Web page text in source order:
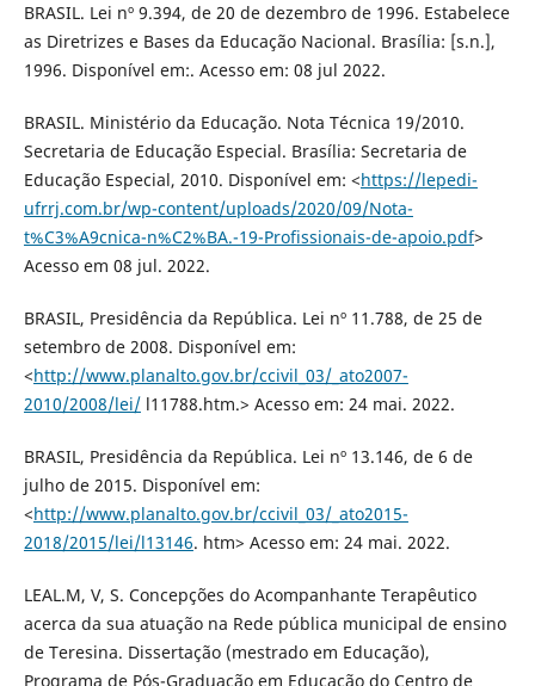
BRASIL. Lei nº 9.394, de 20 de dezembro de 1996. Estabelece
as Diretrizes e Bases da Educação Nacional. Brasília: [s.n.],
1996. Disponível em:. Acesso em: 08 jul 2022.
BRASIL. Ministério da Educação. Nota Técnica 19/2010.
Secretaria de Educação Especial. Brasília: Secretaria de
Educação Especial, 2010. Disponível em: <https://lepedi-
ufrrj.com.br/wp-content/uploads/2020/09/Nota-
t%C3%A9cnica-n%C2%BA.-19-Profissionais-de-apoio.pdf>
Acesso em 08 jul. 2022.
BRASIL, Presidência da República. Lei nº 11.788, de 25 de
setembro de 2008. Disponível em:
<http://www.planalto.gov.br/ccivil_03/_ato2007-
2010/2008/lei/l11788.htm.> Acesso em: 24 mai. 2022.
BRASIL, Presidência da República. Lei nº 13.146, de 6 de
julho de 2015. Disponível em:
<http://www.planalto.gov.br/ccivil_03/_ato2015-
2018/2015/lei/l13146. htm> Acesso em: 24 mai. 2022.
LEAL.M, V, S. Concepções do Acompanhante Terapêutico
acerca da sua atuação na Rede pública municipal de ensino
de Teresina. Dissertação (mestrado em Educação),
Programa de Pós-Graduação em Educação do Centro de